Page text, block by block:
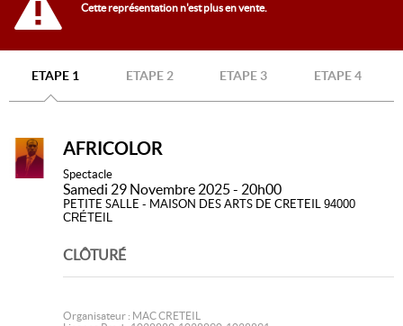
à
l'accueil
au site
Cette représentation n'est plus en vente.
ETAPE 1 ETAPE 2 ETAPE 3 ETAPE 4
AFRICOLOR
Spectacle
Samedi 29 Novembre 2025 - 20h00
PETITE SALLE - MAISON DES ARTS DE CRETEIL 94000
CRÉTEIL
CLÔTURÉ
Organisateur : MAC CRETEIL